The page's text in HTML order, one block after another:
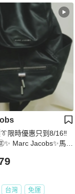
限時優惠只到8/16‼️
✨ Marc Jacobs✨馬克
品/二手包/保證正品
台灣 免運